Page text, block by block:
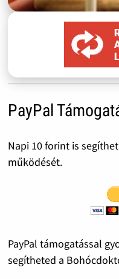
PayPal
Napi 10 forint is
működését.
PayPal támogatással
segítheted a